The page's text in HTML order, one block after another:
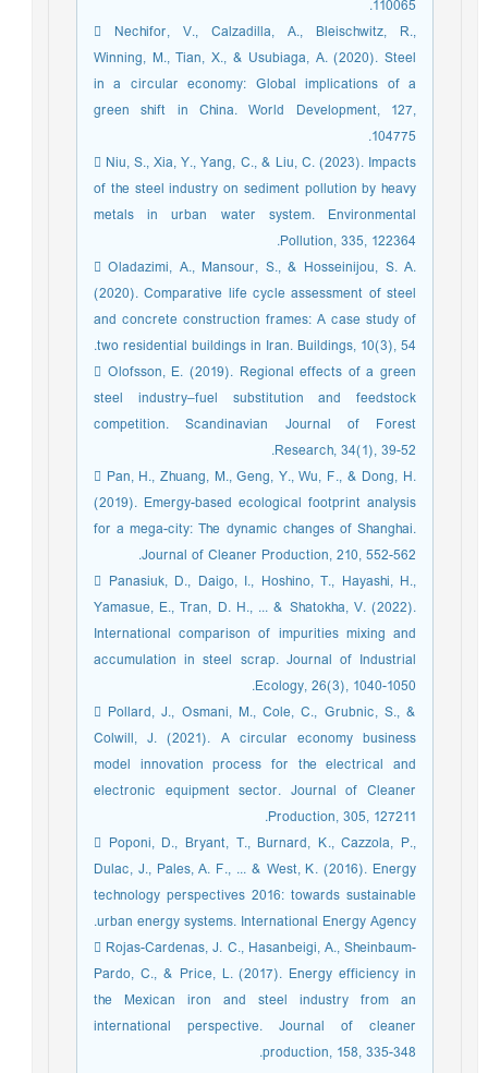
110065.
 Nechifor, V., Calzadilla, A., Bleischwitz, R.,
Winning, M., Tian, X., & Usubiaga, A. (2020). Steel
in a circular economy: Global implications of a
green shift in China. World Development, 127,
104775.
 Niu, S., Xia, Y., Yang, C., & Liu, C. (2023). Impacts
of the steel industry on sediment pollution by heavy
metals in urban water system. Environmental
Pollution, 335, 122364.
 Oladazimi, A., Mansour, S., & Hosseinijou, S. A.
(2020). Comparative life cycle assessment of steel
and concrete construction frames: A case study of
two residential buildings in Iran. Buildings, 10(3), 54.
 Olofsson, E. (2019). Regional effects of a green
steel industry–fuel substitution and feedstock
competition. Scandinavian Journal of Forest
Research, 34(1), 39-52.
 Pan, H., Zhuang, M., Geng, Y., Wu, F., & Dong, H.
(2019). Emergy-based ecological footprint analysis
for a mega-city: The dynamic changes of Shanghai.
Journal of Cleaner Production, 210, 552-562.
 Panasiuk, D., Daigo, I., Hoshino, T., Hayashi, H.,
Yamasue, E., Tran, D. H., ... & Shatokha, V. (2022).
International comparison of impurities mixing and
accumulation in steel scrap. Journal of Industrial
Ecology, 26(3), 1040-1050.
 Pollard, J., Osmani, M., Cole, C., Grubnic, S., &
Colwill, J. (2021). A circular economy business
model innovation process for the electrical and
electronic equipment sector. Journal of Cleaner
Production, 305, 127211.
 Poponi, D., Bryant, T., Burnard, K., Cazzola, P.,
Dulac, J., Pales, A. F., ... & West, K. (2016). Energy
technology perspectives 2016: towards sustainable
urban energy systems. International Energy Agency.
 Rojas-Cardenas, J. C., Hasanbeigi, A., Sheinbaum-
Pardo, C., & Price, L. (2017). Energy efficiency in
the Mexican iron and steel industry from an
international perspective. Journal of cleaner
production, 158, 335-348.